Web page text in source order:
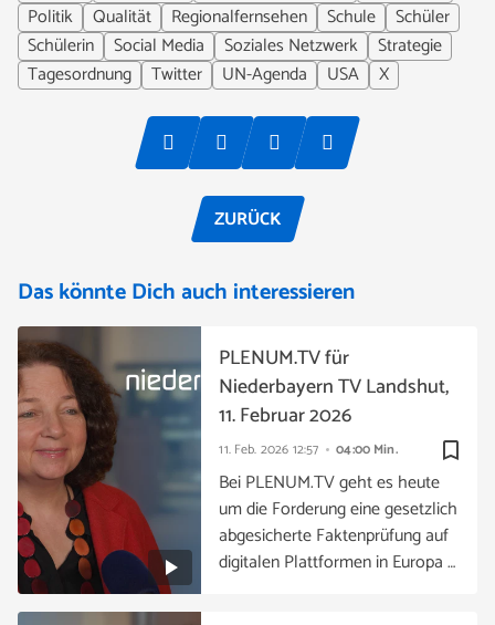
Politik
Qualität Regionalfernsehen Schule
Schüler
Schülerin
Social Media Soziales Netzwerk
Strategie
Tagesordnung
Twitter UN-Agenda USA X
ZURÜCK
Das könnte Dich auch interessieren
bookmark_border
11. Feb. 2026 12:57 04:00 Min.
PLENUM.TV für
Niederbayern TV Landshut,
11. Februar 2026
Bei PLENUM.TV geht es heute
um die Forderung eine gesetzlich
abgesicherte Faktenprüfung auf
digitalen Plattformen in Europa …